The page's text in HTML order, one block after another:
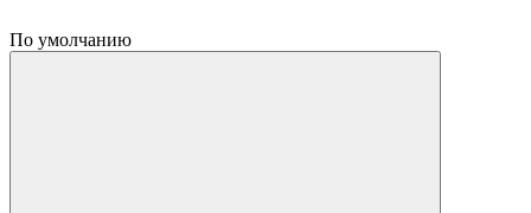
По умолчанию